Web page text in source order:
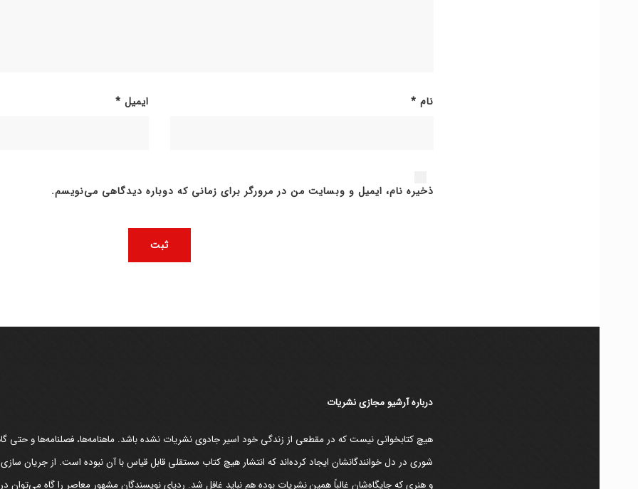
نام * ایمیل *
ذخیره نام، ایمیل و وبسایت من در مرورگر برای زمانی که دوباره دیدگاهی می‌نویسم.
دربارۀ آرشیو مجازی نشریات
هیچ کتابخوانی نیست که در مقطعی از زندگی خود اسیر جادوی نشریات نشده باشد. ماهنامه‌ها، فصلنامه‌ها و حتی
شوری در دل خوانندگانشان ایجاد کرده‌اند که انتشار هیچ کتاب مستقلی قابل قیاس با آن نبوده است. از جریان
و هنری که جایگاه‌شان غالباً همین نشریات بوده هم نباید غافل شد. ردپای نویسندگان مشهور معاصر را گاه می‌توان